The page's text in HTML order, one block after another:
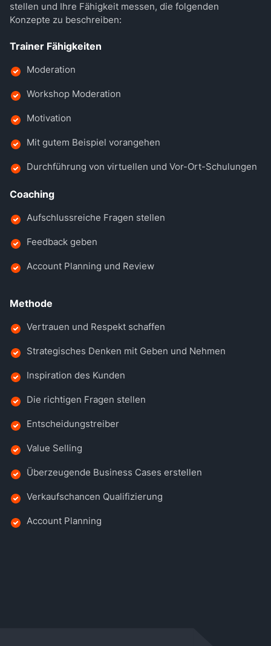
stellen und Ihre Fähigkeit messen, die folgenden
Konzepte zu beschreiben:
Trainer Fähigkeiten
Moderation
Workshop Moderation
Motivation
Mit gutem Beispiel vorangehen
Durchführung von virtuellen und Vor-Ort-Schulungen
Coaching
Aufschlussreiche Fragen stellen
Feedback geben
Account Planning und Review
Methode
Vertrauen und Respekt schaffen
Strategisches Denken mit Geben und Nehmen
Inspiration des Kunden
Die richtigen Fragen stellen
Entscheidungstreiber
Value Selling
Überzeugende Business Cases erstellen
Verkaufschancen Qualifizierung
Account Planning